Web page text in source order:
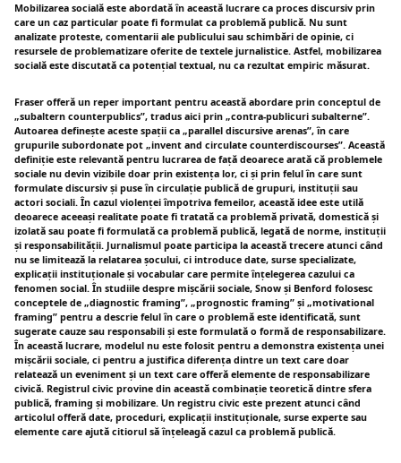
Mobilizarea socială este abordată în această lucrare ca proces discursiv prin
care un caz particular poate fi formulat ca problemă publică. Nu sunt
analizate proteste, comentarii ale publicului sau schimbări de opinie, ci
resursele de problematizare oferite de textele jurnalistice. Astfel, mobilizarea
socială este discutată ca potențial textual, nu ca rezultat empiric măsurat.
Fraser offeră un reper important pentru această abordare prin conceptul de
„subaltern counterpublics”, tradus aici prin „contra-publicuri subalterne”.
Autoarea definește aceste spații ca „parallel discursive arenas”, în care
grupurile subordonate pot „invent and circulate counterdiscourses”. Această
definiție este relevantă pentru lucrarea de față deoarece arată că problemele
sociale nu devin vizibile doar prin existența lor, ci și prin felul în care sunt
formulate discursiv și puse în circulație publică de grupuri, instituții sau
actori sociali. În cazul violenței împotriva femeilor, această idee este utilă
deoarece aceeași realitate poate fi tratată ca problemă privată, domestică și
izolată sau poate fi formulată ca problemă publică, legată de norme, instituții
și responsabilității. Jurnalismul poate participa la această trecere atunci când
nu se limitează la relatarea șocului, ci introduce date, surse specializate,
explicații instituționale și vocabular care permite înțelegerea cazului ca
fenomen social. În studiile despre mișcării sociale, Snow și Benford folosesc
conceptele de „diagnostic framing”, „prognostic framing” și „motivational
framing” pentru a descrie felul în care o problemă este identificată, sunt
sugerate cauze sau responsabili și este formulată o formă de responsabilizare.
În această lucrare, modelul nu este folosit pentru a demonstra existența unei
mișcării sociale, ci pentru a justifica diferența dintre un text care doar
relatează un eveniment și un text care offeră elemente de responsabilizare
civică. Registrul civic provine din această combinație teoretică dintre sfera
publică, framing și mobilizare. Un registru civic este prezent atunci când
articolul offeră date, proceduri, explicații instituționale, surse experte sau
elemente care ajută citiorul să înțeleagă cazul ca problemă publică.